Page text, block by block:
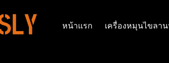
หน้าแรก เครื่องหมุนไขลา